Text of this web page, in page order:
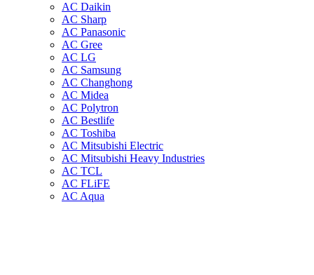
AC Daikin
AC Sharp
AC Panasonic
AC Gree
AC LG
AC Samsung
AC Changhong
AC Midea
AC Polytron
AC Bestlife
AC Toshiba
AC Mitsubishi Electric
AC Mitsubishi Heavy Industries
AC TCL
AC FLiFE
AC Aqua